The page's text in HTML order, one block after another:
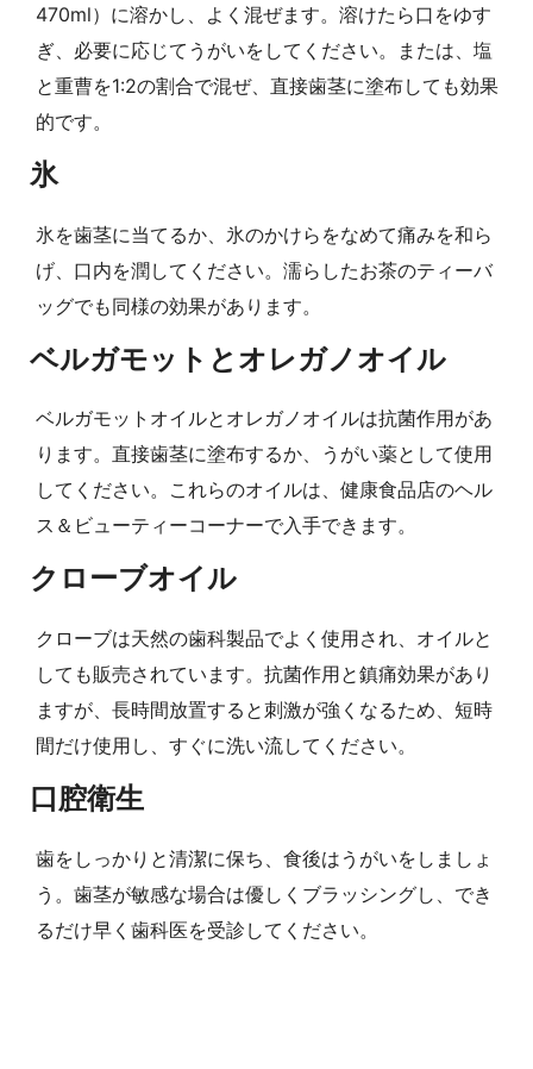
470ml）に溶かし、よく混ぜます。溶けたら口をゆす
ぎ、必要に応じてうがいをしてください。または、塩
と重曹を1:2の割合で混ぜ、直接歯茎に塗布しても効果
的です。
氷
氷を歯茎に当てるか、氷のかけらをなめて痛みを和ら
げ、口内を潤してください。濡らしたお茶のティーバ
ッグでも同様の効果があります。
ベルガモットとオレガノオイル
ベルガモットオイルとオレガノオイルは抗菌作用があ
ります。直接歯茎に塗布するか、うがい薬として使用
してください。これらのオイルは、健康食品店のヘル
ス＆ビューティーコーナーで入手できます。
クローブオイル
クローブは天然の歯科製品でよく使用され、オイルと
しても販売されています。抗菌作用と鎮痛効果があり
ますが、長時間放置すると刺激が強くなるため、短時
間だけ使用し、すぐに洗い流してください。
口腔衛生
歯をしっかりと清潔に保ち、食後はうがいをしましょ
う。歯茎が敏感な場合は優しくブラッシングし、でき
るだけ早く歯科医を受診してください。